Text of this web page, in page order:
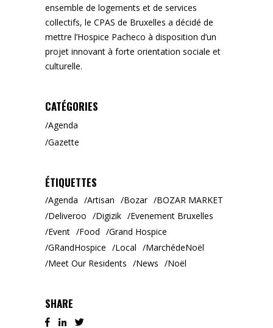
ensemble de logements et de services
collectifs, le CPAS de Bruxelles a décidé de
mettre l’Hospice Pacheco à disposition d’un
projet innovant à forte orientation sociale et
culturelle.
CATÉGORIES
Agenda
Gazette
ÉTIQUETTES
Agenda Artisan Bozar
BOZAR MARKET
Deliveroo
Digizik
Evenement Bruxelles
Event
Food
Grand Hospice
GRandHospice
Local
MarchédeNoël
Meet Our Residents
News Noël
SHARE